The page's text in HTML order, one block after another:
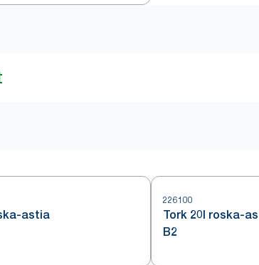
astia
226100
Tork 20l roska-
B2